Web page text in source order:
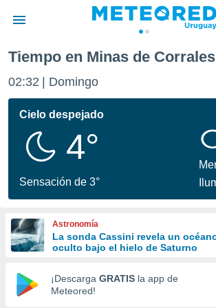
de
ha
calidad.
a este
las
y
forma
digital
basada
Tiempo en Minas de Corrales
02:32 Domingo
Cielo despejado
4°
Sensación de 3°
Astronomía
La sonda Cassini revela un
oculto bajo el hielo de Saturno
¡Descarga GRATIS la app de
Meteored!